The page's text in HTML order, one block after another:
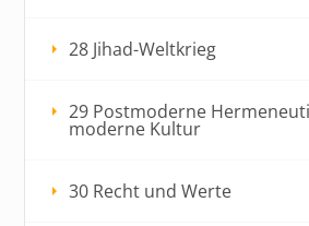
28 Jihad-Weltkrieg
29 Postmoderne
moderne Kultur
30 Recht und Werte